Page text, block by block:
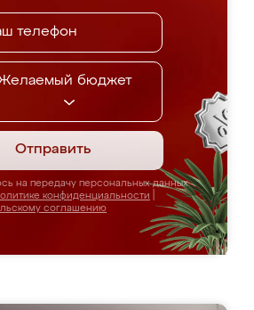
бюджет
Отправить
на передачу персональных данных
конфиденциальности
соглашению